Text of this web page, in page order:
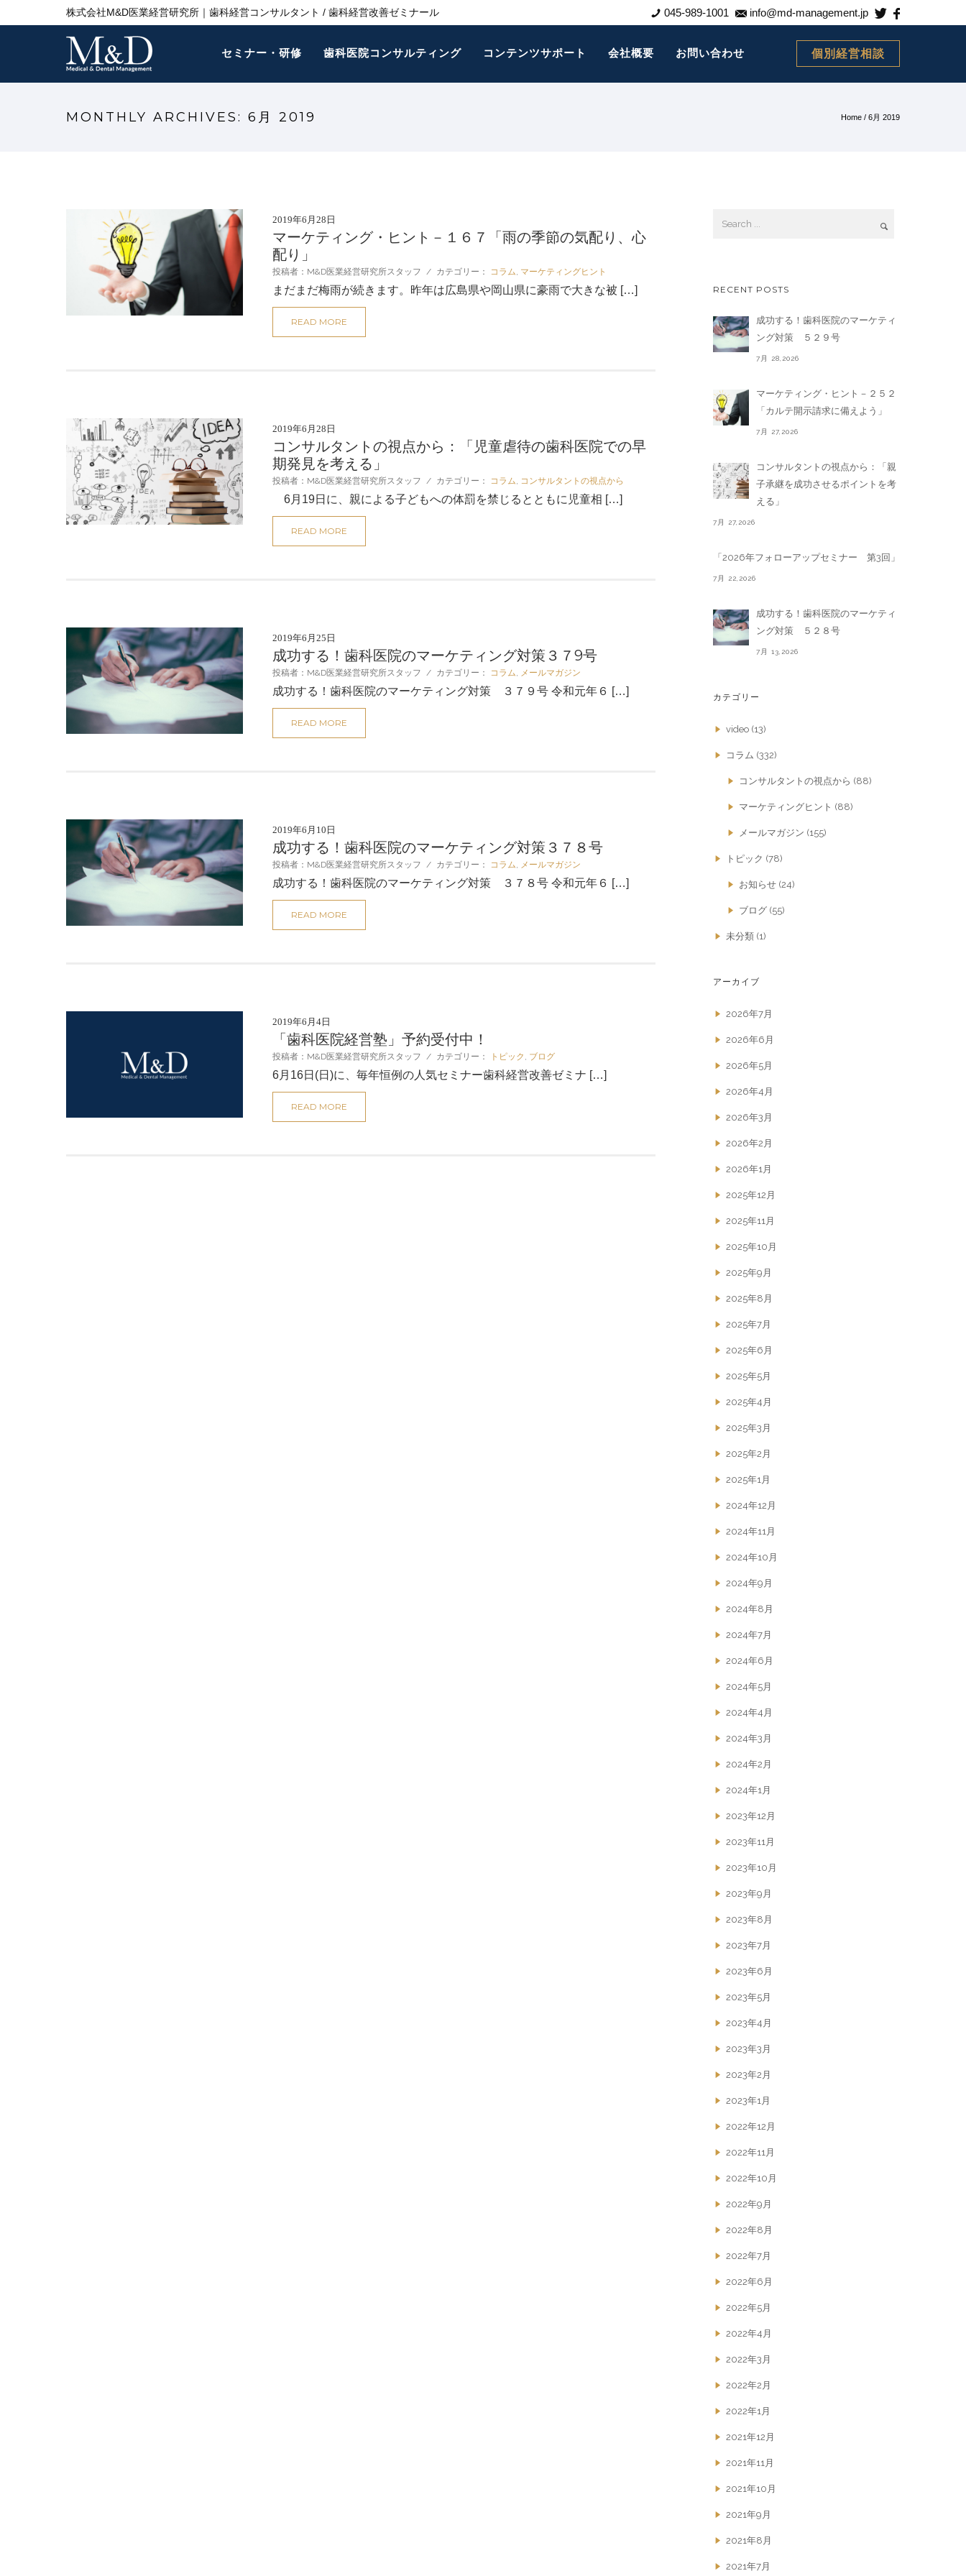
株式会社M&D医業経営研究所｜歯科経営コンサルタント / 歯科経営改善ゼミナール 045-989-1001 info@md-management.jp
個別経営相談
セミナー・研修 歯科医院コンサルティング コンテンツサポート 会社概要 お問い合わせ
MONTHLY ARCHIVES: 6月 2019 Home / 6月 2019
2019年6月28日
マーケティング・ヒント－１６７「雨の季節の気配り、心
配り」
投稿者：M&D医業経営研究所スタッフ / カテゴリー： コラム, マーケティングヒント
まだまだ梅雨が続きます。昨年は広島県や岡山県に豪雨で大きな被 […]
READ MORE
2019年6月28日
コンサルタントの視点から：「児童虐待の歯科医院での早
期発見を考える」
投稿者：M&D医業経営研究所スタッフ / カテゴリー： コラム, コンサルタントの視点から
6月19日に、親による子どもへの体罰を禁じるとともに児童相 […]
READ MORE
2019年6月25日
成功する！歯科医院のマーケティング対策３７9号
投稿者：M&D医業経営研究所スタッフ / カテゴリー： コラム, メールマガジン
成功する！歯科医院のマーケティング対策 ３７９号 令和元年６ […]
READ MORE
2019年6月10日
成功する！歯科医院のマーケティング対策３７８号
投稿者：M&D医業経営研究所スタッフ / カテゴリー： コラム, メールマガジン
成功する！歯科医院のマーケティング対策 ３７８号 令和元年６ […]
READ MORE
2019年6月4日
「歯科医院経営塾」予約受付中！
投稿者：M&D医業経営研究所スタッフ / カテゴリー： トピック , ブログ
6月16日(日)に、毎年恒例の人気セミナー歯科経営改善ゼミナ […]
READ MORE
RECENT POSTS
成功する！歯科医院のマーケティ
ング対策 ５２９号
7月 28,2026
マーケティング・ヒント－２５２
「カルテ開示請求に備えよう」
7月 27,2026
コンサルタントの視点から：「親
子承継を成功させるポイントを考
える」
7月 27,2026
「2026年フォローアップセミナー 第3回」
7月 22,2026
成功する！歯科医院のマーケティ
ング対策 ５２８号
7月 13,2026
カテゴリー
video (13)
コラム (332)
コンサルタントの視点から (88)
マーケティングヒント (88)
メールマガジン (155)
トピック (78)
お知らせ (24)
ブログ (55)
未分類 (1)
アーカイブ
2026年7月
2026年6月
2026年5月
2026年4月
2026年3月
2026年2月
2026年1月
2025年12月
2025年11月
2025年10月
2025年9月
2025年8月
2025年7月
2025年6月
2025年5月
2025年4月
2025年3月
2025年2月
2025年1月
2024年12月
2024年11月
2024年10月
2024年9月
2024年8月
2024年7月
2024年6月
2024年5月
2024年4月
2024年3月
2024年2月
2024年1月
2023年12月
2023年11月
2023年10月
2023年9月
2023年8月
2023年7月
2023年6月
2023年5月
2023年4月
2023年3月
2023年2月
2023年1月
2022年12月
2022年11月
2022年10月
2022年9月
2022年8月
2022年7月
2022年6月
2022年5月
2022年4月
2022年3月
2022年2月
2022年1月
2021年12月
2021年11月
2021年10月
2021年9月
2021年8月
2021年7月